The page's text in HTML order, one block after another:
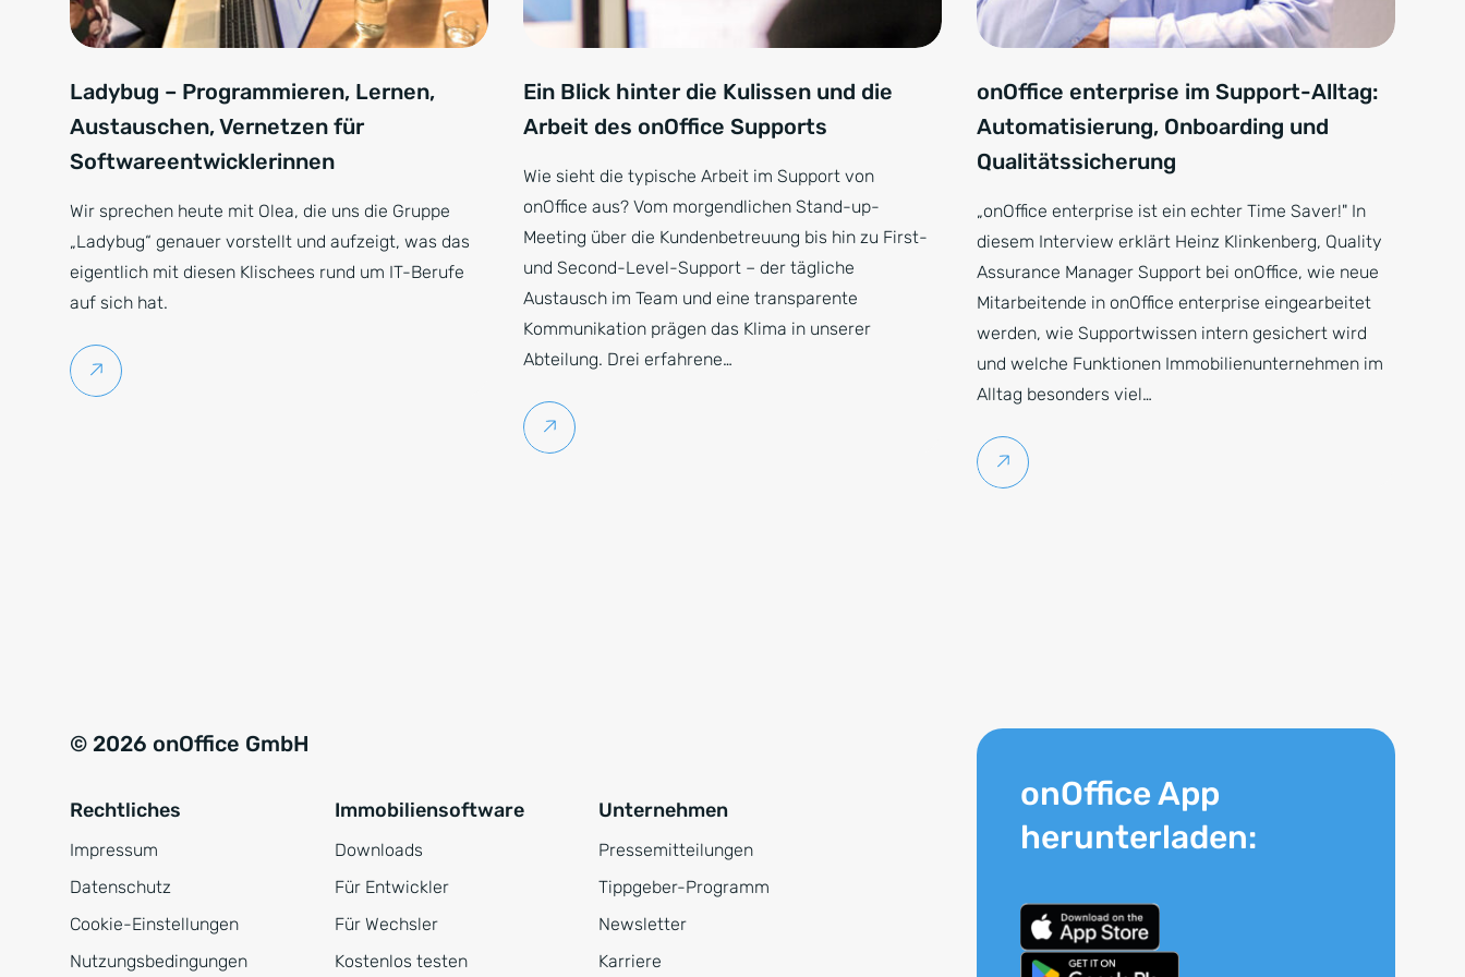
Ladybug – Programmieren, Lernen,
Austauschen, Vernetzen für
Softwareentwicklerinnen
Wir sprechen heute mit Olea, die uns die Gruppe
„Ladybug“ genauer vorstellt und aufzeigt, was das
eigentlich mit diesen Klischees rund um IT-Berufe
auf sich hat.
Weiterlesen
Ein Blick hinter die Kulissen und die
Arbeit des onOffice Supports
Wie sieht die typische Arbeit im Support von
onOffice aus? Vom morgendlichen Stand-up-
Meeting über die Kundenbetreuung bis hin zu First-
und Second-Level-Support – der tägliche
Austausch im Team und eine transparente
Kommunikation prägen das Klima in unserer
Abteilung. Drei erfahrene…
Weiterlesen
onOffice enterprise im Support-Alltag:
Automatisierung, Onboarding und
Qualitätssicherung
„onOffice enterprise ist ein echter Time Saver!" In
diesem Interview erklärt Heinz Klinkenberg, Quality
Assurance Manager Support bei onOffice, wie neue
Mitarbeitende in onOffice enterprise eingearbeitet
werden, wie Supportwissen intern gesichert wird
und welche Funktionen Immobilienunternehmen im
Alltag besonders viel…
Weiterlesen
© 2026 onOffice GmbH
Rechtliches
Impressum
Datenschutz
Cookie-Einstellungen
Nutzungsbedingungen
Immobiliensoftware
Downloads
Für Entwickler
Für Wechsler
Kostenlos testen
Unternehmen
Pressemitteilungen
Tippgeber-Programm
Newsletter
Karriere
onOffice App
herunterladen: